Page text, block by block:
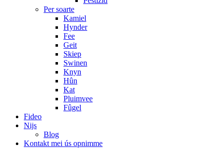
Per soarte
Kamiel
Hynder
Fee
Geit
Skiep
Swinen
Knyn
Hûn
Kat
Pluimvee
Fûgel
Fideo
Nijs
Blog
Kontakt mei ús opnimme